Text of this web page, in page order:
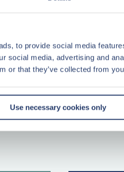
to provide social media
social media, advertising and
or that they’ve collected from
Use necessary cookies only
een 6-persoons
onder toepassing